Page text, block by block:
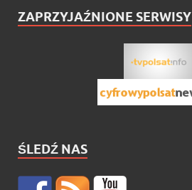
ZAPRZYJAŹNIONE SERWISY
ŚLEDŹ NAS